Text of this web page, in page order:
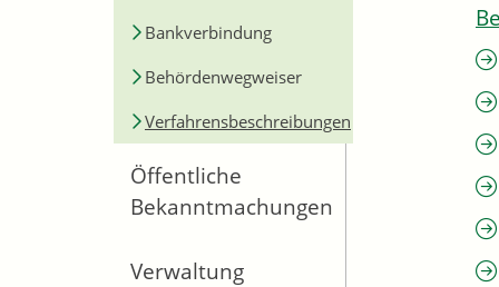
Bankverbindung
Behördenwegweiser
Verfahrensbeschreibungen
Öffentliche
Bekanntmachungen
Verwaltung